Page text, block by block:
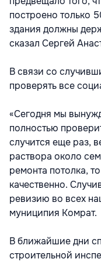
построено только
здания должны
сказал Сергей
В связи со
проверять все
«Сегодня мы
полностью
случится еще раз,
раствора около
ремонта потолка,
качественно.
ревизию во всех
муниципия Комрат.
В ближайшие дни
строительной